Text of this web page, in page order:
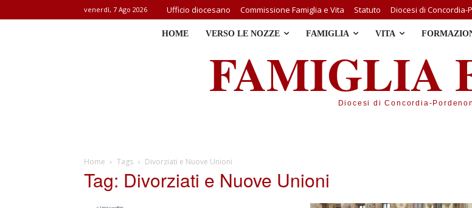
venerdì, 7 Ago 2026 Ufficio diocesano Commissione Famiglia e Vita Statuto Diocesi di Concordia-
HOME VERSO LE NOZZE FAMIGLIA VITA
FAMIGLIA
Diocesi di Concordia-
Home Tags Divorziati e Nuove Unioni
Tag: Divorziati e Nuove Unioni